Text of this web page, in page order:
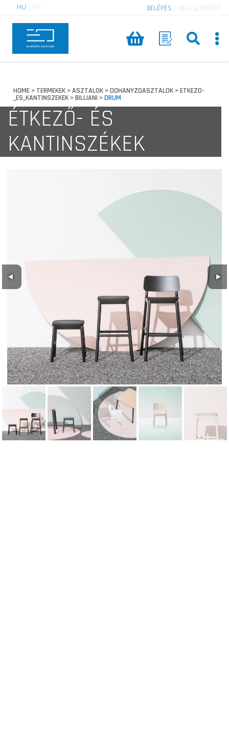
HU EN BELÉPÉS REGISZTRÁCIÓ
HOME > TERMEKEK >ASZTALOK >DOHANYZOASZTALOK >ETKEZO-
_ES_KANTINSZEKEK >BILLIANI >DRUM
ÉTKEZŐ- ÉS
KANTINSZÉKEK